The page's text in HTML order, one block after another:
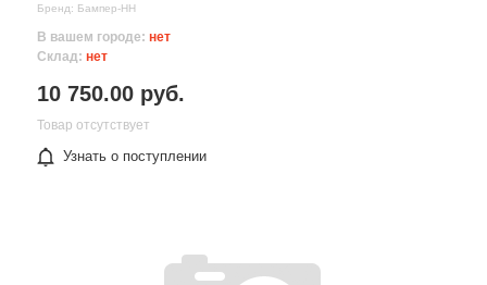
Бренд: Бампер-НН
В вашем городе: нет
Склад: нет
10 750.00 руб.
Товар отсутствует
Узнать о поступлении